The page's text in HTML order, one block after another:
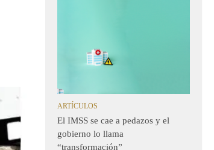
ARTÍCULOS
El IMSS se cae a pedazos y el
gobierno lo llama
“transformación”